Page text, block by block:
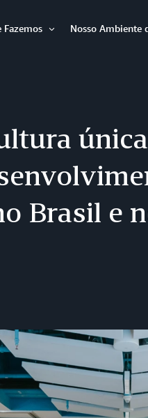
Fazemos
Nosso Ambiente
Brasil e